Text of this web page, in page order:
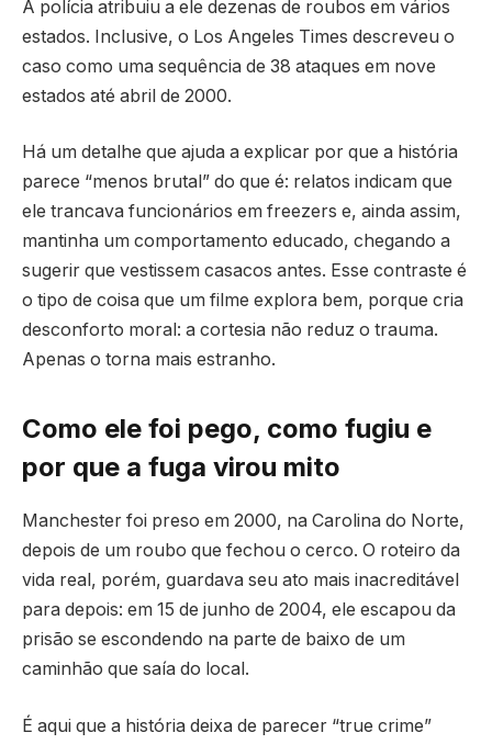
A polícia atribuiu a ele dezenas de roubos em vários
estados. Inclusive, o Los Angeles Times descreveu o
caso como uma sequência de 38 ataques em nove
estados até abril de 2000.
Há um detalhe que ajuda a explicar por que a história
parece “menos brutal” do que é: relatos indicam que
ele trancava funcionários em freezers e, ainda assim,
mantinha um comportamento educado, chegando a
sugerir que vestissem casacos antes. Esse contraste é
o tipo de coisa que um filme explora bem, porque cria
desconforto moral: a cortesia não reduz o trauma.
Apenas o torna mais estranho.
Como ele foi pego, como fugiu e
por que a fuga virou mito
Manchester foi preso em 2000, na Carolina do Norte,
depois de um roubo que fechou o cerco. O roteiro da
vida real, porém, guardava seu ato mais inacreditável
para depois: em 15 de junho de 2004, ele escapou da
prisão se escondendo na parte de baixo de um
caminhão que saía do local.
É aqui que a história deixa de parecer “true crime”